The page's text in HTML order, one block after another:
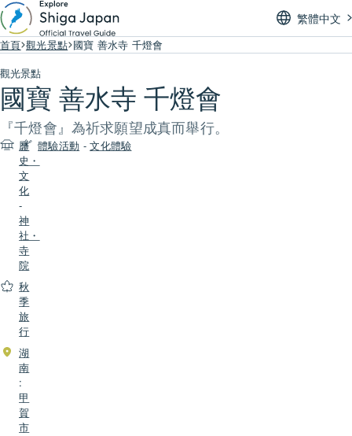
繁體中文
首頁 觀光景點 國寶 善水寺 千燈會
觀光景點
國寶 善水寺 千燈會
『千燈會』為祈求願望成真而舉行。
歷
史・
文
化
-
神
社・
寺
院
體驗活動 -文化體驗
秋
季
旅
行
湖
南
:
甲
賀
市